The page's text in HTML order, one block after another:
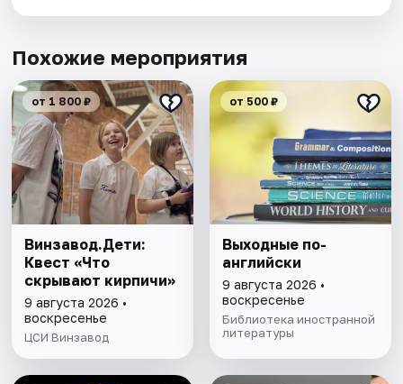
Похожие мероприятия
от 1 800 ₽
Винзавод.Дети:
Квест «Что
скрывают кирпичи»
9 августа 2026 •
воскресенье
ЦСИ Винзавод
от 500 ₽
Выходные по-
английски
9 августа 2026 •
воскресенье
Библиотека иностранной
литературы